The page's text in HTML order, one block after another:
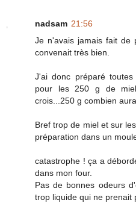
nadsam 21:56
Je n'avais jamais fait de
convenait très bien.
J'ai donc préparé
pour les 250 g de
crois...250 g combien
Bref trop de miel et sur
préparation dans un
catastrophe ! ça a
dans mon four.
Pas de bonnes odeurs
trop liquide qui ne prenait